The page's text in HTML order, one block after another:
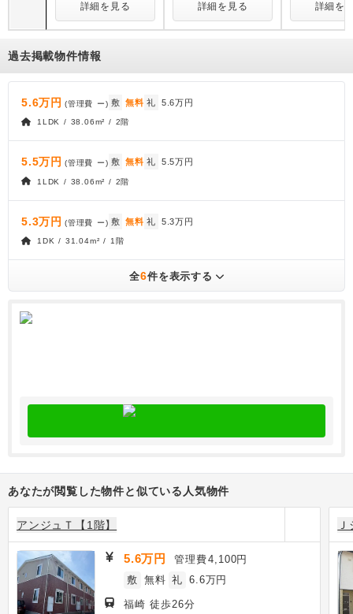
詳細を見る 詳細を見る 詳細を
過去掲載物件情報
5.6万円 (管理費 ー) 敷 無料 礼 5.6万円
1LDK / 38.06m² / 2階
5.5万円 (管理費 ー) 敷 無料 礼 5.5万円
1LDK / 38.06m² / 2階
5.3万円 (管理費 ー) 敷 無料 礼 5.3万円
1DK / 31.04m² / 1階
全6件を表示する
あなたが閲覧した物件と似ている人気物件
アンジュＴ【1階】
5.6万円 管理費4,100円
敷 無料 礼 6.6万円
福崎 徒歩26分